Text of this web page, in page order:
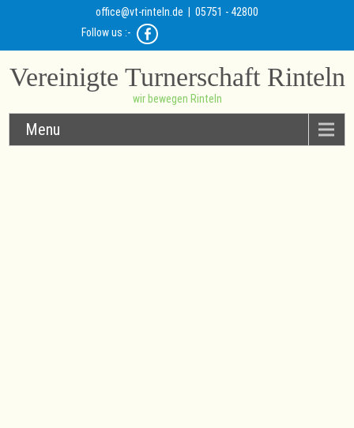
office@vt-rinteln.de | 05751 - 42800
Follow us :-
Vereinigte Turnerschaft Rinteln
wir bewegen Rinteln
Menu